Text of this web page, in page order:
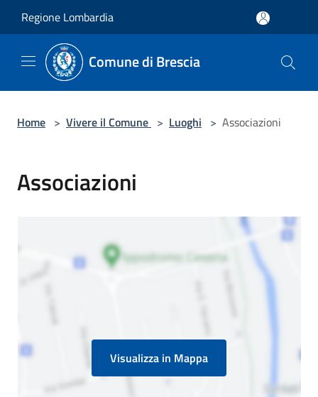
Regione Lombardia
Comune di Brescia
Home > Vivere il Comune > Luoghi > Associazioni
Associazioni
Visualizza in Mappa